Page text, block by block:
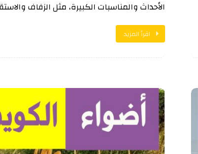
الأحداث والمناسبات الكبيرة، مثل الزفاف
اقرأ المزيد